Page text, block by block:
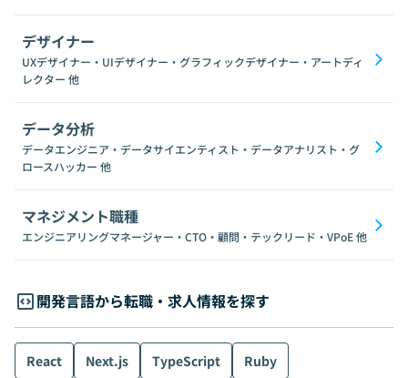
デザイナー
UXデザイナー・UIデザイナー・グラフィックデザイナー・アートディ
レクター 他
データ分析
データエンジニア・データサイエンティスト・データアナリスト・グ
ロースハッカー 他
マネジメント職種
エンジニアリングマネージャー・CTO・顧問・テックリード・VPoE他
開発言語から転職・求人情報を探す
React Next.js TypeScript
Ruby